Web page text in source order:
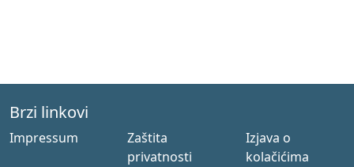
Brzi linkovi
Impressum
Zaštita
privatnosti
Izjava o
kolačićima